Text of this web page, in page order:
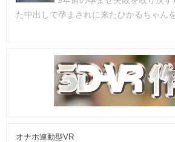
た中出しで孕まされに来たひかるちゃん
オナホ連動型VR